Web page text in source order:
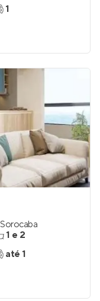
1
Sorocaba
1 e 2
até 1